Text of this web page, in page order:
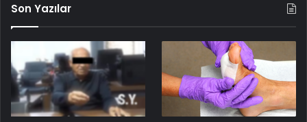
Son Yazılar